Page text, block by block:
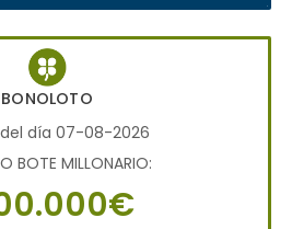
BONOLOTO
día 07-08-2026
BOTE MILLONARIO: